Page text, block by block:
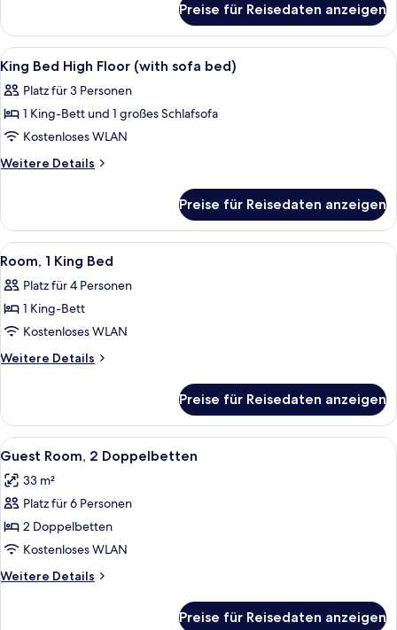
(with
sofa
bed)
anzeigen
Double
Beds
High
floor
(with
sofa
Preise für Reisedaten anzeigen
Alle
Fotos
für
King
Bed
High
sofa
bed)
anzeigen
Ein Hotelzimmer mit einem großen
14
King Bed High Floor (with sofa bed)
Platz für 3 Personen
1 King-Bett und 1 großes Schlafsofa
Kostenloses WLAN
Weitere Details
Weitere
Bed
High
Floor
sofa
bed)
Preise für Reisedaten anzeigen
Alle
Fotos
für
Room,
1
King
Ein Hotelzimmer mit einem großen
5
Room, 1 King Bed
Platz für 4 Personen
1 King-Bett
Kostenloses WLAN
Weitere Details
Weitere
1
King
Bed
Preise für Reisedaten anzeigen
Alle
Fotos
für
Guest
Room,
2 Doppelbetten
anzeigen
Hochwertige Bettwaren,
5
Guest Room, 2 Doppelbetten
33 m²
Platz für 6 Personen
2 Doppelbetten
Kostenloses WLAN
Weitere Details
Weitere
Preise für Reisedaten anzeigen